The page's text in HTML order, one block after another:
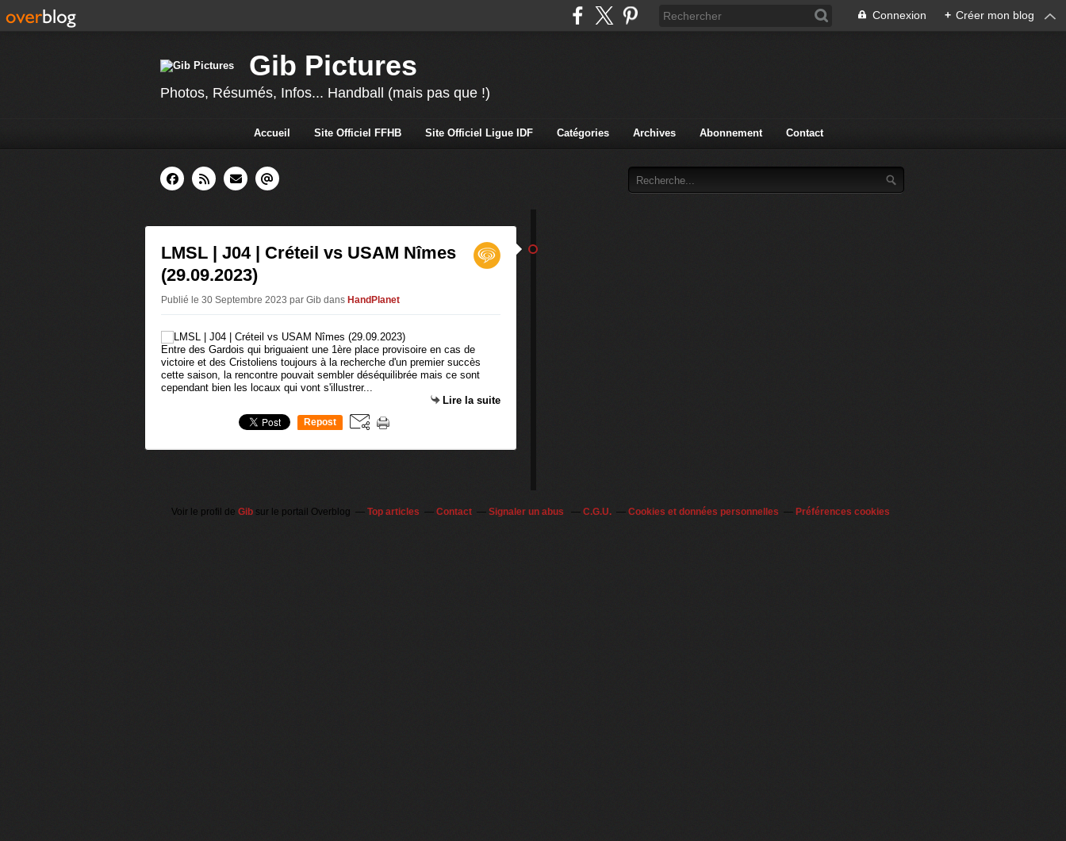
Connexion + Créer mon blog
Gib Pictures
Photos, Résumés, Infos... Handball (mais pas que !)
Accueil Site Officiel FFHB Site Officiel Ligue IDF Catégories Archives Abonnement Contact
LMSL | J04 | Créteil vs USAM Nîmes
(29.09.2023)
Publié le 30 Septembre 2023 par Gib dans HandPlanet
Entre des Gardois qui briguaient une 1ère place provisoire en cas de
victoire et des Cristoliens toujours à la recherche d'un premier succès
cette saison, la rencontre pouvait sembler déséquilibrée mais ce sont
cependant bien les locaux qui vont s'illustrer...
Lire la suite
Repost
Voir le profil de Gib sur le portail Overblog Top articles Contact Signaler un abus C.G.U. Cookies et données personnelles Préférences cookies